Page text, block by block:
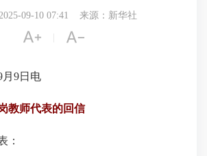
09-10 07:41 来源：新华社
 
9日电
教师代表的回信
：